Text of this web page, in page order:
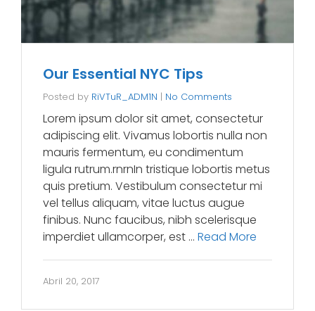
Our Essential NYC Tips
Posted by RiVTuR_ADM1N | No Comments
Lorem ipsum dolor sit amet, consectetur
adipiscing elit. Vivamus lobortis nulla non
mauris fermentum, eu condimentum
ligula rutrum.rnrnIn tristique lobortis metus
quis pretium. Vestibulum consectetur mi
vel tellus aliquam, vitae luctus augue
finibus. Nunc faucibus, nibh scelerisque
imperdiet ullamcorper, est … Read More
Abril 20, 2017